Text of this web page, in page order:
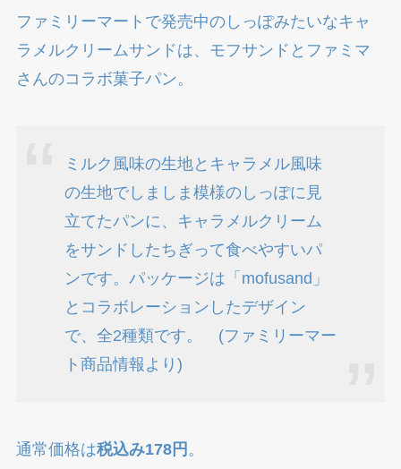
ファミリーマートで発売中のしっぽみたいなキャ
ラメルクリームサンドは、モフサンドとファミマ
さんのコラボ菓子パン。
ミルク風味の生地とキャラメル風味
の生地でしましま模様のしっぽに見
立てたパンに、キャラメルクリーム
をサンドしたちぎって食べやすいパ
ンです。パッケージは「mofusand」
とコラボレーションしたデザイン
で、全2種類です。 (ファミリーマー
ト商品情報より)
通常価格は税込み178円 。